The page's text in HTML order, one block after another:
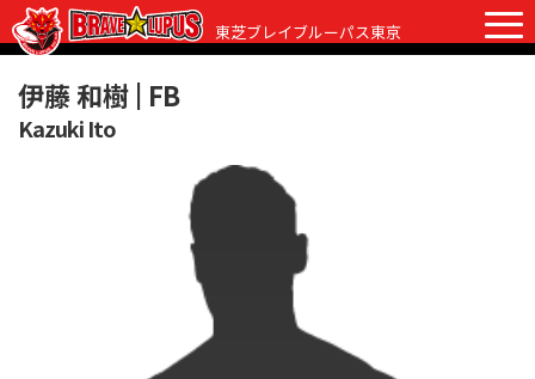
東芝ブレイブルーパス東京
チケット
伊藤 和樹 | FB
Kazuki Ito